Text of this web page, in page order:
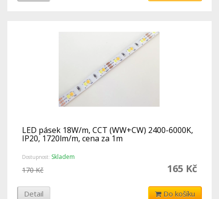
LED pásek 18W/m, CCT (WW+CW) 2400-6000K,
IP20, 1720lm/m, cena za 1m
Dostupnost: Skladem
165 Kč
170 Kč
Detail Do košíku